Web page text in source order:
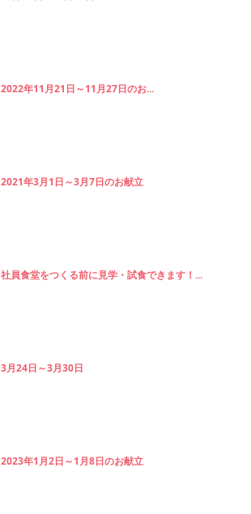
2022年11月21日～11月27日のお...
2021年3月1日～3月7日のお献立
社員食堂をつくる前に見学・試食できます！...
3月24日～3月30日
2023年1月2日～1月8日のお献立